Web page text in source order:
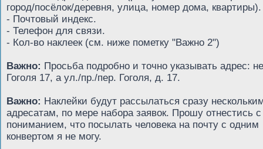
город/посёлок/деревня, улица, номер дома, квартиры).
- Почтовый индекс.
- Телефон для связи.
- Кол-во наклеек (см. ниже пометку "Важно 2")
Важно: Просьба подробно и точно указывать адрес: не
Гоголя 17, а ул./пр./пер. Гоголя, д. 17.
Важно: Наклейки будут рассылаться сразу
адресатам, по мере набора заявок. Прошу отнестись с
пониманием, что посылать человека на почту с одним
конвертом я не могу.